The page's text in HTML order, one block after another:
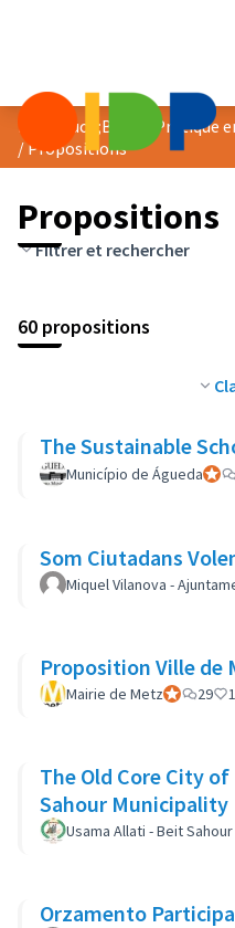
/Propositions
Propositions
Filtrer et rechercher
60 propositions
The Sustainable
Município de Águeda
Som Ciutadans
Miquel Vilanova -
Proposition Ville de
Mairie de MetzParticipant
29 1
The Old Core City
Sahour Municipality
Usama Allati - Beit
Orzamento